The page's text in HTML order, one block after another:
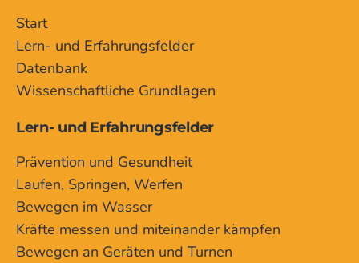
Start
Lern- und Erfahrungsfelder
Datenbank
Wissenschaftliche Grundlagen
Lern- und Erfahrungsfelder
Prävention und Gesundheit
Laufen, Springen, Werfen
Bewegen im Wasser
Kräfte messen und miteinander kämpfen
Bewegen an Geräten und Turnen